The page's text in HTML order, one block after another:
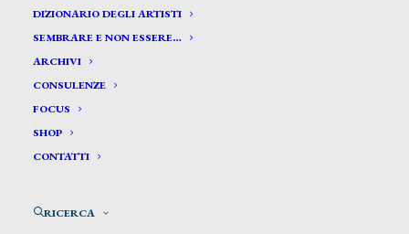
DIZIONARIO DEGLI ARTISTI
SEMBRARE E NON ESSERE…
ARCHIVI
CONSULENZE
FOCUS
SHOP
CONTATTI
RICERCA
Mancini O.C.